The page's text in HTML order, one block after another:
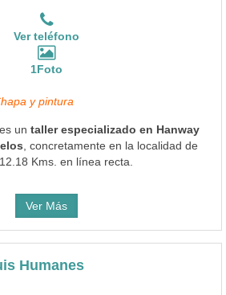
Ver teléfono
1Foto
y pintura
un taller especializado en Hanway
, concretamente en la localidad de
Kms. en línea recta.
Ver Más
Humanes